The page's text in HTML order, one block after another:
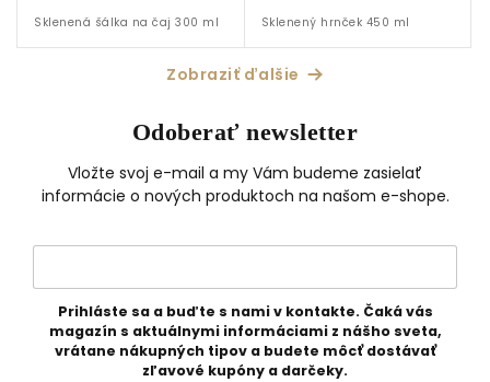
Sklenená šálka na čaj 300 ml Sklenený hrnček 450 ml
Zobraziť ďalšie
Odoberať newsletter
Vložte svoj e-mail a my Vám budeme zasielať
informácie o nových produktoch na našom e-shope.
Prihláste sa a buďte s nami v kontakte. Čaká vás
magazín s aktuálnymi informáciami z nášho sveta,
vrátane nákupných tipov a budete môcť dostávať
zľavové kupóny a darčeky.